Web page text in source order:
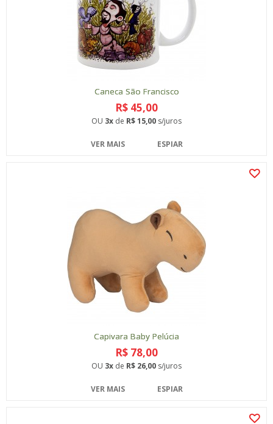
Caneca São Francisco
R$ 45,00
OU 3x de R$ 15,00 s/juros
VER MAIS ESPIAR
Capivara Baby Pelúcia
R$ 78,00
OU 3x de R$ 26,00 s/juros
VER MAIS ESPIAR